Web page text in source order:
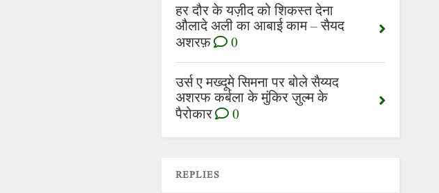
हर दौर के यज़ीद को शिकस्त देना
औलादे अली का आबाई काम – सैयद
अशरफ़
0
उर्स ए मख्दूमे सिमना पर बोले सैय्यद
अशरफ कर्बला के मुंकिर ज़ुल्म के
पैरोकार
0
REPLIES